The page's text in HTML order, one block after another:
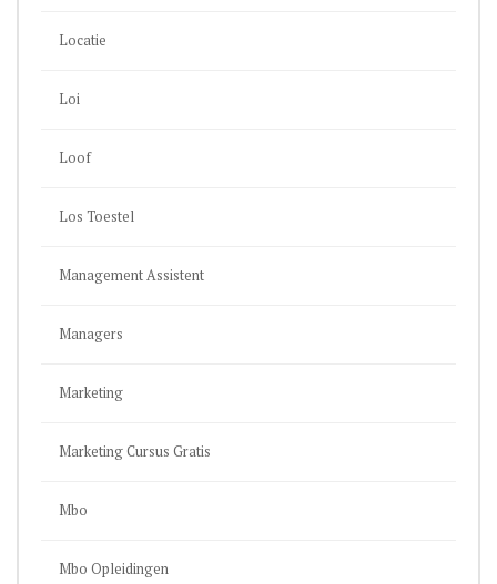
Locatie
Loi
Loof
Los Toestel
Management Assistent
Managers
Marketing
Marketing Cursus Gratis
Mbo
Mbo Opleidingen